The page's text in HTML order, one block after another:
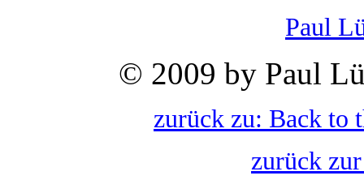
Paul
© 2009 by Paul
zurück zu: Back to
zurück